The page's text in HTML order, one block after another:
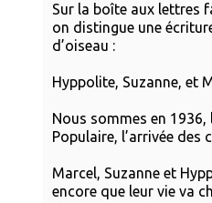
Sur la boîte aux lettres
on distingue une
d’oiseau :
Hyppolite, Suzanne, et
Nous sommes en 1936,
Populaire, l’arrivée des
Marcel, Suzanne et
encore que leur vie va